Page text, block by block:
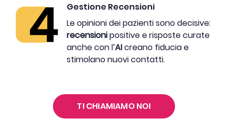
Gestione Recensioni
Le opinioni dei pazienti sono decisive:
recensionipositive e risposte curate
anche con l’AIcreano fiducia e
stimolano nuovi contatti.
TI CHIAMIAMO NOI